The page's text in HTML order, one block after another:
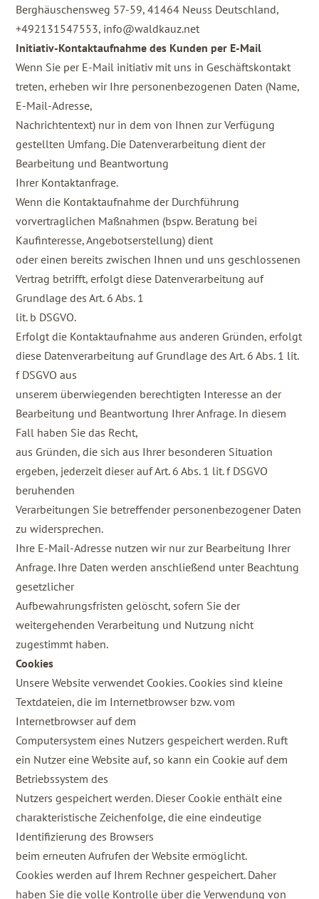
Berghäuschensweg 57-59, 41464 Neuss Deutschland,
+492131547553, info@waldkauz.net
Initiativ-Kontaktaufnahme des Kunden per E-Mail
Wenn Sie per E-Mail initiativ mit uns in Geschäftskontakt
treten, erheben wir Ihre personenbezogenen Daten (Name,
E-Mail-Adresse,
Nachrichtentext) nur in dem von Ihnen zur Verfügung
gestellten Umfang. Die Datenverarbeitung dient der
Bearbeitung und Beantwortung
Ihrer Kontaktanfrage.
Wenn die Kontaktaufnahme der Durchführung
vorvertraglichen Maßnahmen (bspw. Beratung bei
Kaufinteresse, Angebotserstellung) dient
oder einen bereits zwischen Ihnen und uns geschlossenen
Vertrag betrifft, erfolgt diese Datenverarbeitung auf
Grundlage des Art. 6 Abs. 1
lit. b DSGVO.
Erfolgt die Kontaktaufnahme aus anderen Gründen, erfolgt
diese Datenverarbeitung auf Grundlage des Art. 6 Abs. 1 lit.
f DSGVO aus
unserem überwiegenden berechtigten Interesse an der
Bearbeitung und Beantwortung Ihrer Anfrage. In diesem
Fall haben Sie das Recht,
aus Gründen, die sich aus Ihrer besonderen Situation
ergeben, jederzeit dieser auf Art. 6 Abs. 1 lit. f DSGVO
beruhenden
Verarbeitungen Sie betreffender personenbezogener Daten
zu widersprechen.
Ihre E-Mail-Adresse nutzen wir nur zur Bearbeitung Ihrer
Anfrage. Ihre Daten werden anschließend unter Beachtung
gesetzlicher
Aufbewahrungsfristen gelöscht, sofern Sie der
weitergehenden Verarbeitung und Nutzung nicht
zugestimmt haben.
Cookies
Unsere Website verwendet Cookies. Cookies sind kleine
Textdateien, die im Internetbrowser bzw. vom
Internetbrowser auf dem
Computersystem eines Nutzers gespeichert werden. Ruft
ein Nutzer eine Website auf, so kann ein Cookie auf dem
Betriebssystem des
Nutzers gespeichert werden. Dieser Cookie enthält eine
charakteristische Zeichenfolge, die eine eindeutige
Identifizierung des Browsers
beim erneuten Aufrufen der Website ermöglicht.
Cookies werden auf Ihrem Rechner gespeichert. Daher
haben Sie die volle Kontrolle über die Verwendung von